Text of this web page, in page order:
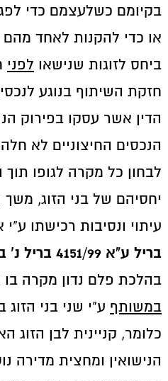
בקיומם כשלעצמם כדי
או כדי להקנות לאחד מהם
ביחס לזוגות שנישאו לפני
חזקת השיתוף בנוגע
הדין אשר עסקו בפירוק
הנכסים החיצוניים לא
לבחון כל מקרה לגופו
יחסיהם של בני הזוג, משך
עיתוי ונסיבות רכישתו
בריל ע"א 4151/99 בריל נ' בריל פ"ד נה(4) 709)
בהלכת פלם נדון מקרה
במשותף ע"י שני בני
כלומר, קניינית לבן הזוג
הנישואין ומחצית